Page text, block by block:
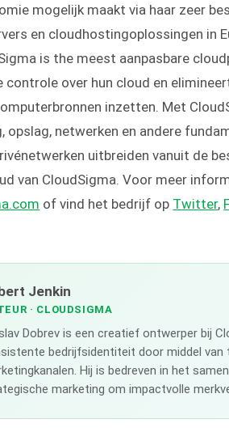
mogelijk maakt via haar zeer
en cloudhostingoplossingen in
is the meest aanpasbare
controle over hun cloud en
inzetten. Met
opslag, netwerken en andere
uitbreiden vanuit de
van CloudSigma. Voor meer
of vind het bedrijf op Twitter,
Jenkin
· CLOUDSIGMA
Dobrev is een creatief ontwerper bij
bedrijfsidentiteit door middel van
Hij is bedreven in het
marketing om impactvolle